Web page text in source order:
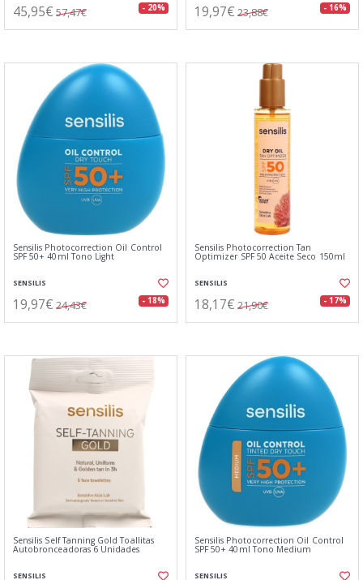
45,95€ 57,47€ - 20% 19,97€ 23,88€ - 16%
Sensilis Photocorrection Oil Control
SPF 50+ 40ml Tono Light
SENSILIS
19,97€ 24,43€ - 18%
Sensilis Photocorrection Tan
Optimizer SPF 50 Aceite Seco 150ml
SENSILIS
18,17€ 21,90€ - 17%
Sensilis Self Tanning Gold Toallitas
Autobronceadoras 6 Unidades
SENSILIS
Sensilis Photocorrection Oil Control
SPF 50+ 40ml Tono Medium
SENSILIS